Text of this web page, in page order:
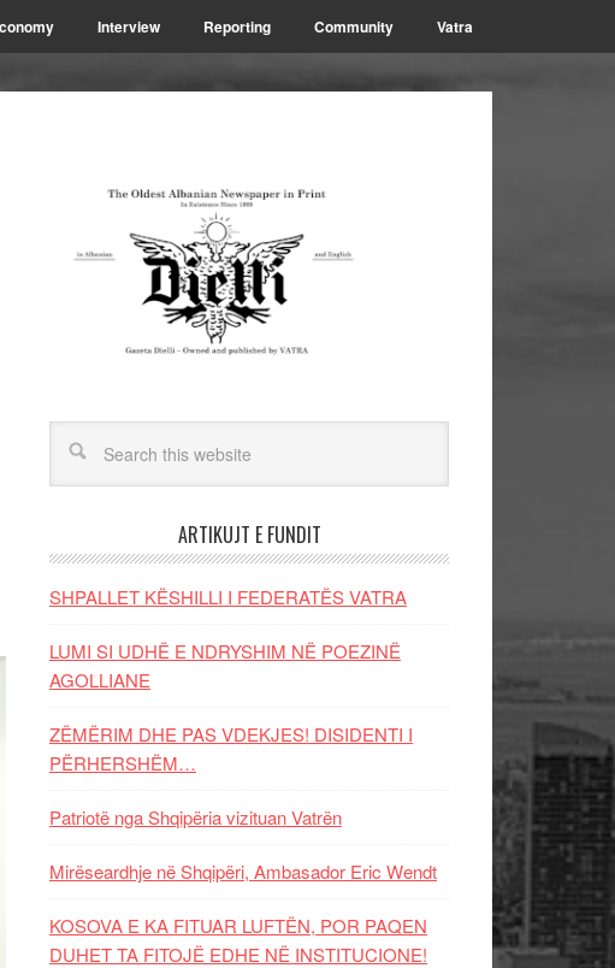
Interview Reporting Community Vatra
ARTIKUJT E FUNDIT
SHPALLET KËSHILLI I FEDERATËS VATRA
LUMI SI UDHË E NDRYSHIM NË POEZINË
AGOLLIANE
ZËMËRIM DHE PAS VDEKJES! DISIDENTI I
PËRHERSHËM…
Patriotë nga Shqipëria vizituan Vatrën
Mirëseardhje në Shqipëri, Ambasador Eric Wendt
KOSOVA E KA FITUAR LUFTËN, POR PAQEN
DUHET TA FITOJË EDHE NË INSTITUCIONE!